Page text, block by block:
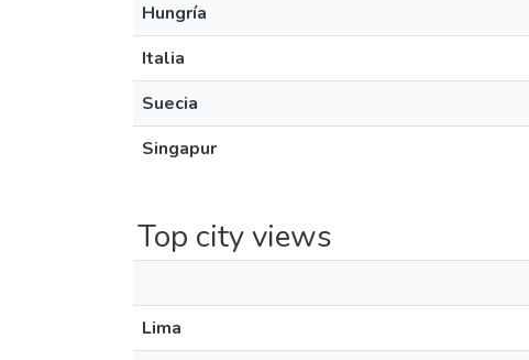
Hungría
Italia
Suecia
Singapur
Top city views
Lima